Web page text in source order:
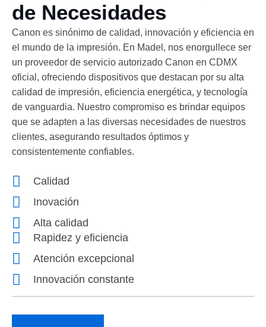
de Necesidades
Canon es sinónimo de calidad, innovación y eficiencia en
el mundo de la impresión. En Madel, nos enorgullece ser
un proveedor de servicio autorizado Canon en CDMX
oficial, ofreciendo dispositivos que destacan por su alta
calidad de impresión, eficiencia energética, y tecnología
de vanguardia. Nuestro compromiso es brindar equipos
que se adapten a las diversas necesidades de nuestros
clientes, asegurando resultados óptimos y
consistentemente confiables.
Calidad
Inovación
Alta calidad
Rapidez y eficiencia
Atención excepcional
Innovación constante